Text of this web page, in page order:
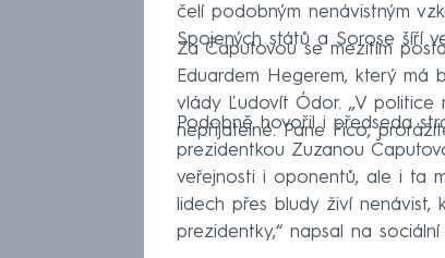
čelí podobným nenávistným
Spojených států a Sorose šíří
Za Čaputovou se mezitím
Eduardem Hegerem, který má
vlády Ľudovít Ódor. „V politice
nepřijatelné. Pane Fico,
Podobně hovořil i předseda
prezidentkou Zuzanou
veřejnosti i oponentů, ale i ta
lidech přes bludy živí nenávist,
prezidentky,“ napsal na